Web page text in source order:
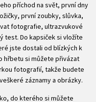
příchod na svět, první dny
první zoubky, slůvka,
fotografie, ultrazvukové
test. Do kapsiček si vložíte
jste dostali od blízkých k
hřbetu si můžete přivázat
fotografií, takže budete
záznamy a obrázky.
do kterého si můžete